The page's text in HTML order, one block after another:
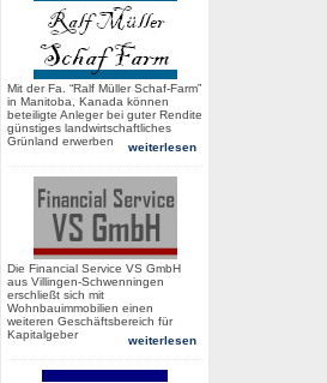
Mit der Fa. “Ralf Müller Schaf-Farm”
in Manitoba, Kanada können
beteiligte Anleger bei guter Rendite
günstiges landwirtschaftliches
Grünland erwerben
weiterlesen
Die Financial Service VS GmbH
aus Villingen-Schwenningen
erschließt sich mit
Wohnbauimmobilien einen
weiteren Geschäftsbereich für
Kapitalgeber
weiterlesen